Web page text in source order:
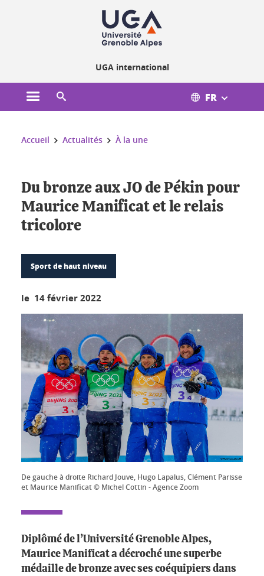
UGA international
Ouvrir le menu principal FR
Vous êtes ici :
Accueil Actualités À la une
Du bronze aux JO de Pékin pour
Maurice Manificat et le relais
tricolore
Sport de haut niveau
le 14 février 2022
De gauche à droite Richard Jouve, Hugo Lapalus, Clément Parisse
et Maurice Manificat © Michel Cottin - Agence Zoom
Diplômé de l’Université Grenoble Alpes,
Maurice Manificat a décroché une superbe
médaille de bronze avec ses coéquipiers dans